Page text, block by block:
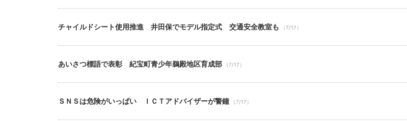
チャイルドシート使用推進 井田保でモデル指定式 交通安全教室も （7/17）
あいさつ標語で表彰 紀宝町青少年鵜殿地区育成部 （7/17）
ＳＮＳは危険がいっぱい ＩＣＴアドバイザーが警鐘 （7/17）